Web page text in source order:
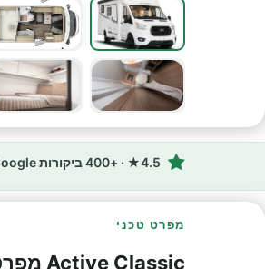
4.5★ · +400 ביקורות Google
מפרט טכני
Active Classic מפרט טכני